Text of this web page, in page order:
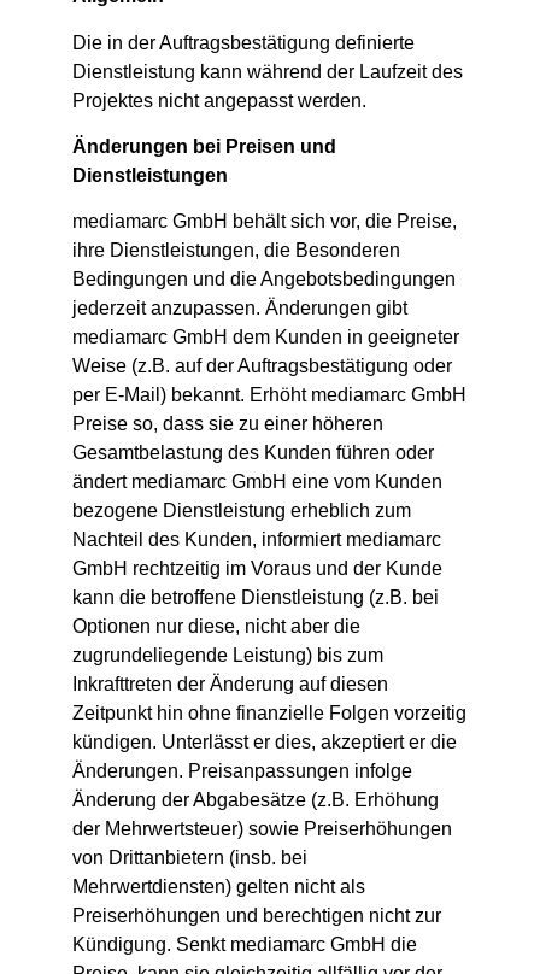
Die in der Auftragsbestätigung definierte
Dienstleistung kann während der Laufzeit des
Projektes nicht angepasst werden.
Änderungen bei Preisen und
Dienstleistungen
mediamarc GmbH behält sich vor, die Preise,
ihre Dienstleistungen, die Besonderen
Bedingungen und die Angebotsbedingungen
jederzeit anzupassen. Änderungen gibt
mediamarc GmbH dem Kunden in geeigneter
Weise (z.B. auf der Auftragsbestätigung oder
per E-Mail) bekannt. Erhöht mediamarc GmbH
Preise so, dass sie zu einer höheren
Gesamtbelastung des Kunden führen oder
ändert mediamarc GmbH eine vom Kunden
bezogene Dienstleistung erheblich zum
Nachteil des Kunden, informiert mediamarc
GmbH rechtzeitig im Voraus und der Kunde
kann die betroffene Dienstleistung (z.B. bei
Optionen nur diese, nicht aber die
zugrundeliegende Leistung) bis zum
Inkrafttreten der Änderung auf diesen
Zeitpunkt hin ohne finanzielle Folgen vorzeitig
kündigen. Unterlässt er dies, akzeptiert er die
Änderungen. Preisanpassungen infolge
Änderung der Abgabesätze (z.B. Erhöhung
der Mehrwertsteuer) sowie Preiserhöhungen
von Drittanbietern (insb. bei
Mehrwertdiensten) gelten nicht als
Preiserhöhungen und berechtigen nicht zur
Kündigung. Senkt mediamarc GmbH die